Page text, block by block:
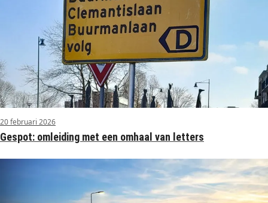
20 februari 2026
Gespot: omleiding met een omhaal van letters